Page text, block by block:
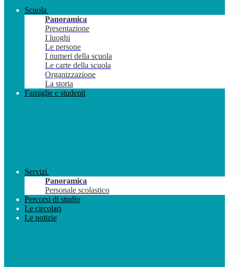
Scuola
Panoramica
Presentazione
I luoghi
Le persone
I numeri della scuola
Le carte della scuola
Organizzazione
La storia
Famiglie e studenti
Servizi
Panoramica
Personale scolastico
Percorsi di studio
Le circolari
Le notizie